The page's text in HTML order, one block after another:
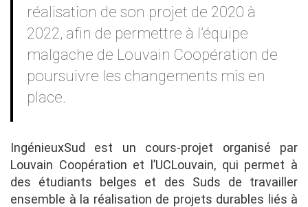
réalisation de son projet de 2020 à
2022, afin de permettre à l’équipe
malgache de Louvain Coopération de
poursuivre les changements mis en
place.
IngénieuxSud est un cours-projet organisé par
Louvain Coopération et l’UCLouvain, qui permet à
des étudiants belges et des Suds de travailler
ensemble à la réalisation de projets durables liés à